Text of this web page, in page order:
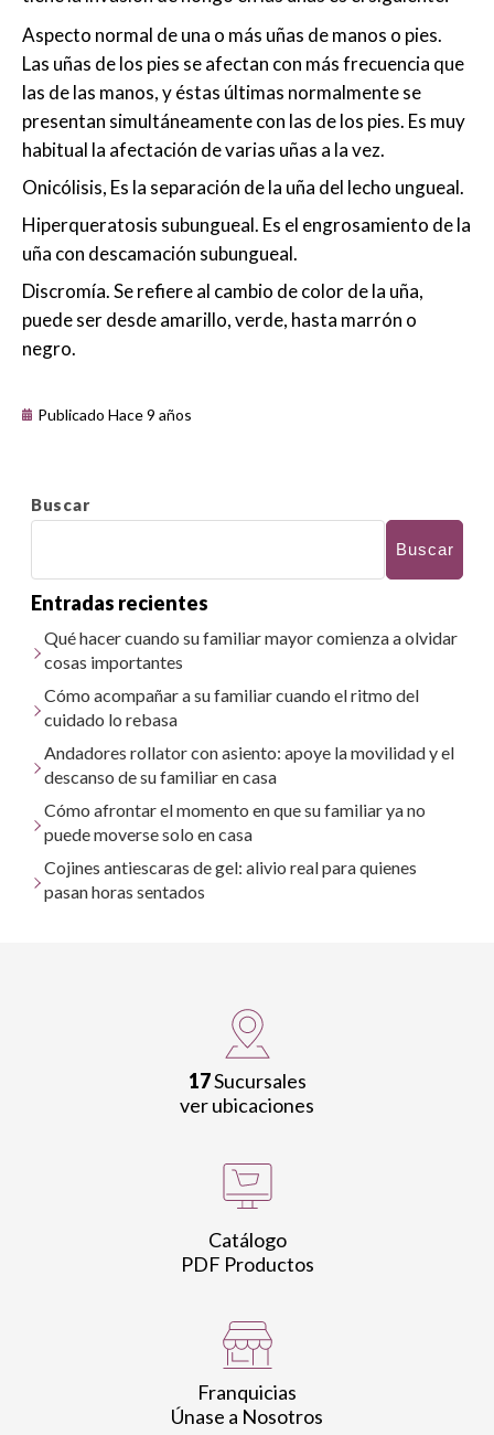
Aspecto normal de una o más uñas de manos o pies.
Las uñas de los pies se afectan con más frecuencia que
las de las manos, y éstas últimas normalmente se
presentan simultáneamente con las de los pies. Es muy
habitual la afectación de varias uñas a la vez.
Onicólisis, Es la separación de la uña del lecho ungueal.
Hiperqueratosis subungueal. Es el engrosamiento de la
uña con descamación subungueal.
Discromía. Se refiere al cambio de color de la uña,
puede ser desde amarillo, verde, hasta marrón o
negro.
Publicado Hace 9 años
Buscar
Buscar
Entradas recientes
Qué hacer cuando su familiar mayor comienza a olvidar
cosas importantes
Cómo acompañar a su familiar cuando el ritmo del
cuidado lo rebasa
Andadores rollator con asiento: apoye la movilidad y el
descanso de su familiar en casa
Cómo afrontar el momento en que su familiar ya no
puede moverse solo en casa
Cojines antiescaras de gel: alivio real para quienes
pasan horas sentados
17Sucursales
ver ubicaciones
Catálogo
PDF Productos
Franquicias
Únase a Nosotros